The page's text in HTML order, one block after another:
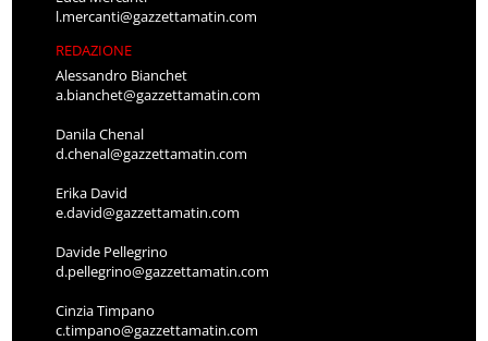
l.mercanti@gazzettamatin.com
REDAZIONE
Alessandro Bianchet
a.bianchet@gazzettamatin.com
Danila Chenal
d.chenal@gazzettamatin.com
Erika David
e.david@gazzettamatin.com
Davide Pellegrino
d.pellegrino@gazzettamatin.com
Cinzia Timpano
c.timpano@gazzettamatin.com